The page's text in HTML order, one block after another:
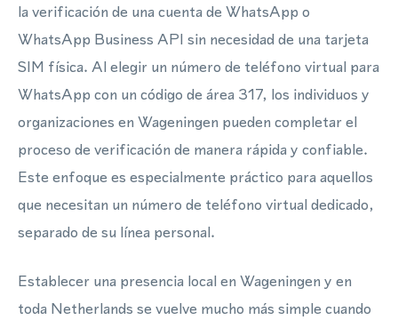
la verificación de una cuenta de WhatsApp o
WhatsApp Business API sin necesidad de una tarjeta
SIM física. Al elegir un número de teléfono virtual para
WhatsApp con un código de área 317, los individuos y
organizaciones en Wageningen pueden completar el
proceso de verificación de manera rápida y confiable.
Este enfoque es especialmente práctico para aquellos
que necesitan un número de teléfono virtual dedicado,
separado de su línea personal.
Establecer una presencia local en Wageningen y en
toda Netherlands se vuelve mucho más simple cuando